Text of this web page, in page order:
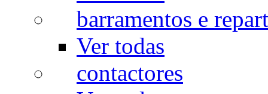
barramentos e
Ver todas
contactores